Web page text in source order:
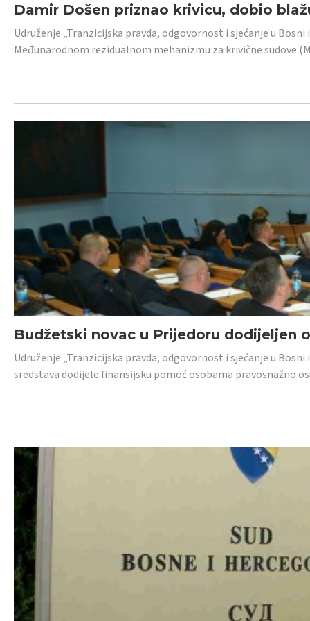
Damir Došen priznao krivicu, dobio
Udruženje „Tranzicijska pravda, odgovornost i sjećanje u
Međunarodnom rezidualnom mehanizmu za krivične sudove
Budžetski novac u Prijedoru dodijeljen
Udruženje „Tranzicijska pravda, odgovornost i sjećanje u
sredstava dodijele finansijsku pomoć osobama pravosnažno